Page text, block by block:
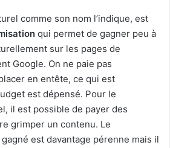
comme son nom l’indique, est
qui permet de gagner peu à
sur les pages de
Google. On ne paie pas
en entête, ce qui est
est dépensé. Pour le
il est possible de payer des
grimper un contenu. Le
est davantage pérenne mais il